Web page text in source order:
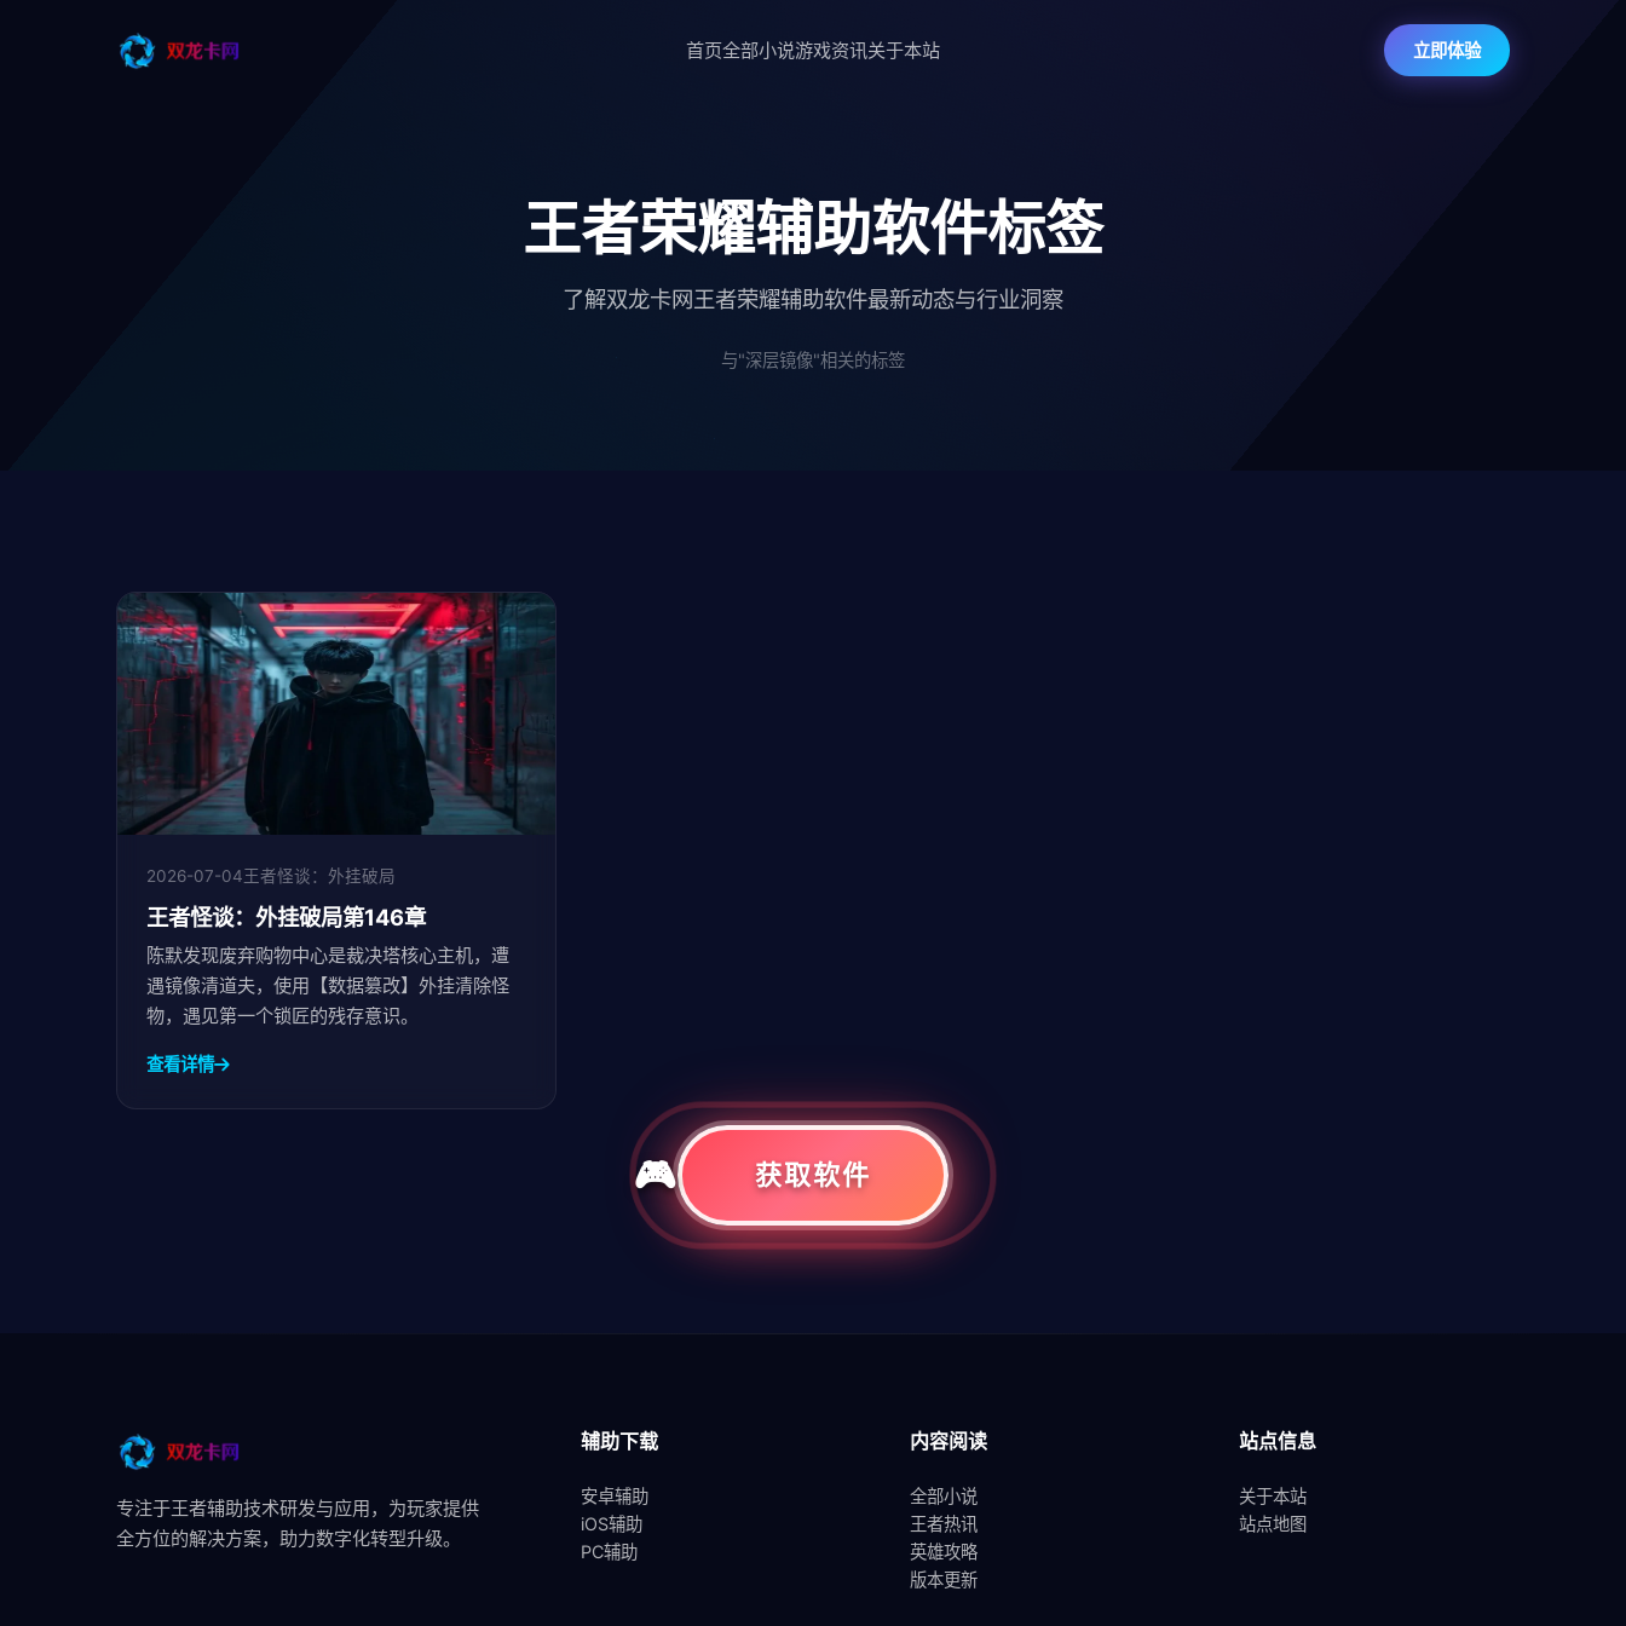
首页全部小说游戏资讯关于本站 立即体验
王者荣耀辅助软件标签
了解双龙卡网王者荣耀辅助软件最新动态与行业洞察
与"深层镜像"相关的标签
2026-07-04王者怪谈：外挂破局
王者怪谈：外挂破局第146章
陈默发现废弃购物中心是裁决塔核心主机，遭
遇镜像清道夫，使用【数据篡改】外挂清除怪
物，遇见第一个锁匠的残存意识。
查看详情
共1页1条
专注于王者辅助技术研发与应用，为玩家提供
全方位的解决方案，助力数字化转型升级。
辅助下载
安卓辅助
iOS辅助
PC辅助
内容阅读
全部小说
王者热讯
英雄攻略
版本更新
站点信息
关于本站
站点地图
获取软件